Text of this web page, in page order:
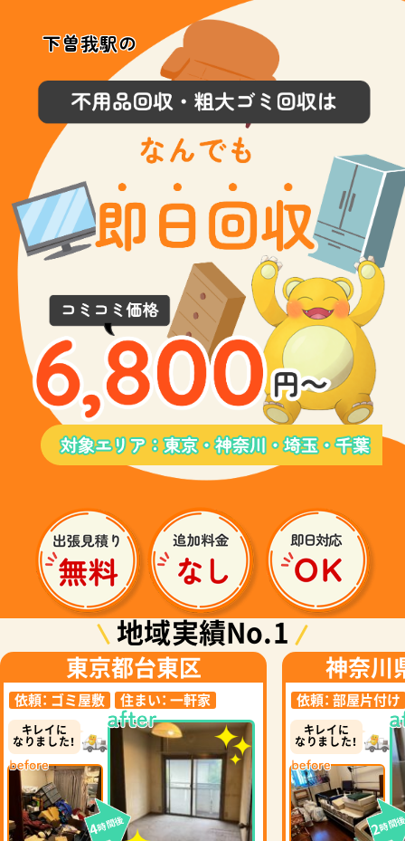
下曽我駅の
地域実績No.1
東京都台東区
依頼： ゴミ屋敷 住まい： 一軒家
キレイに
なりました！
4時間後
神奈川
依頼： 部屋片付け
キレイに
なりました！
2時間